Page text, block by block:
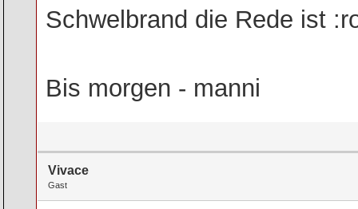
Schwelbrand die Rede ist
Bis morgen - manni
Vivace
Gast